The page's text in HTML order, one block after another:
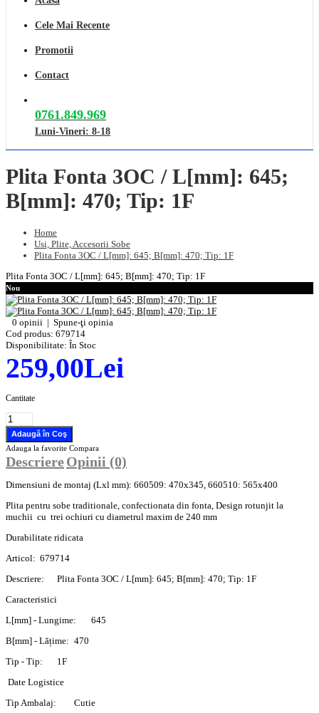
Cele Mai Recente
Promotii
Contact
0761.849.969
Luni-Vineri: 8-18
Plita Fonta 3OC / L[mm]: 645;
B[mm]: 470; Tip: 1F
Home
Usi, Plite, Accesorii Sobe
Plita Fonta 3OC / L[mm]: 645; B[mm]: 470; Tip: 1F
Plita Fonta 3OC / L[mm]: 645; B[mm]: 470; Tip: 1F
Nou
0 opinii | Spune-ţi opinia
Cod produs: 679714
Disponibilitate: În Stoc
259,00Lei
Cantitate
Adauga la favorite Compara
DescriereOpinii (0)
Dimensiuni de montaj (Lxl mm): 660509: 470x345, 660510: 565x400
Plita pentru sobe traditionale, confectionata din fonta, Design rotunjit la
muchii cu trei ochiuri cu diametrul maxim de 240 mm
Durabilitate ridicata
Articol: 679714
Descriere:
Plita Fonta 3OC / L[mm]: 645; B[mm]: 470; Tip: 1F
Caracteristici
L[mm] - Lungime:
645
B[mm] - Lățime: 470
Tip - Tip:
1F
Date Logistice
Tip Ambalaj:
Cutie